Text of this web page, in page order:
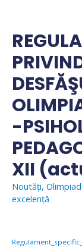
content
-
XII
Noutăți,
excelență